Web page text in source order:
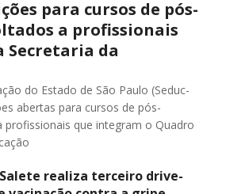
para cursos de pós-
a profissionais
Secretaria da
do Estado de São Paulo (Seduc-
abertas para cursos de pós-
profissionais que integram o Quadro
realiza terceiro drive-